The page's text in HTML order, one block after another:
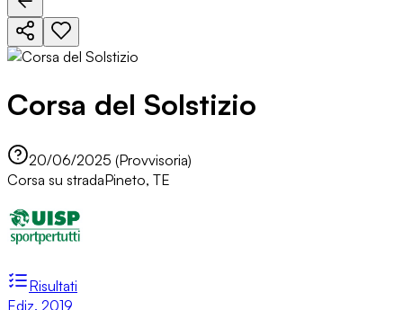
Corsa del Solstizio
20/06/2025 (Provvisoria)
Corsa su stradaPineto, TE
Risultati
Ediz. 2019